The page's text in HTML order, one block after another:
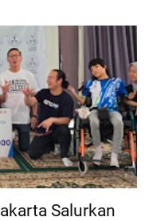
Salurkan